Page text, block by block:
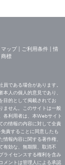
マップ ご利用条件
情
商標
である場合があります。
人の個人的意見であり、
目的として掲載されてお
ません。このサイトは一般
各利用者は、本Webサイト
の情報の内容に対して全責
責することに同意したも
報内容に関する著作権、
有効な、無期限、取消不
ライセンスする権利を含み
メントは管理人による承認